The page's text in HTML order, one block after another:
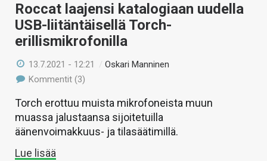
Roccat laajensi katalogiaan uudella
USB-liitäntäisellä Torch-
erillismikrofonilla
13.7.2021 - 12:21 /Oskari Manninen
Kommentit (3)
Torch erottuu muista mikrofoneista muun
muassa jalustaansa sijoitetuilla
äänenvoimakkuus- ja tilasäätimillä.
Lue lisää